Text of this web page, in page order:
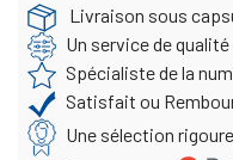
Livraison sous
Un service de
Spécialiste de la
Satisfait ou
Une sélection